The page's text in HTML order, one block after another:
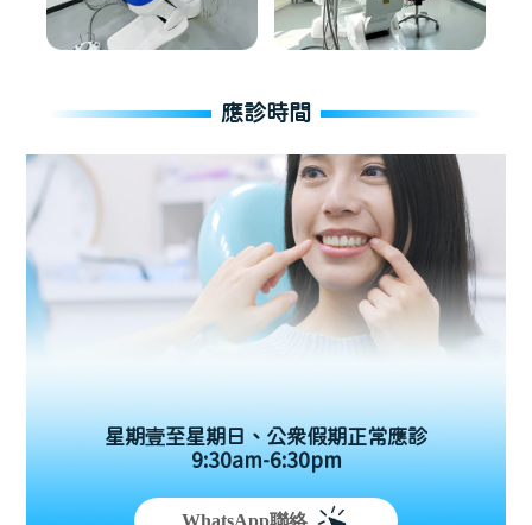
應診時間
星期壹至星期日、公眾假期正常應診
9:30am-6:30pm
WhatsApp聯絡